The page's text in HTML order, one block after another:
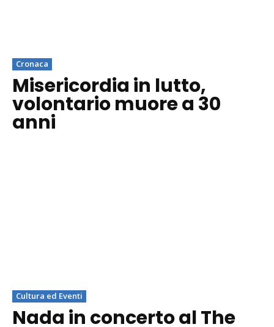
Cronaca
Misericordia in lutto,
volontario muore a 30
anni
Cultura ed Eventi
Nada in concerto al The